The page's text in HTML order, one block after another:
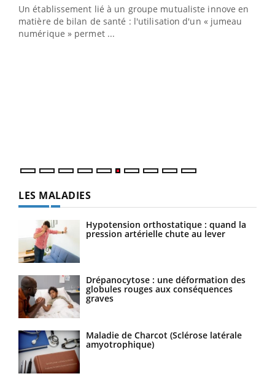
Un établissement lié à un groupe mutualiste innove en
matière de bilan de santé : l'utilisation d'un « jumeau
numérique » permet ...
LES MALADIES
Hypotension orthostatique : quand la
pression artérielle chute au lever
Drépanocytose : une déformation des
globules rouges aux conséquences
graves
Maladie de Charcot (Sclérose latérale
amyotrophique)